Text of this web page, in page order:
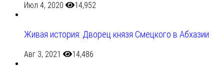
Июл 4, 2020 14,952
Живая история: Дворец князя Смецкого в Абхазии
Авг 3, 2021 14,486